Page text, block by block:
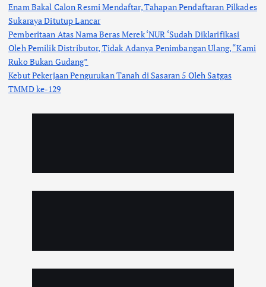
Enam Bakal Calon Resmi Mendaftar, Tahapan Pendaftaran Pilkades
Sukaraya Ditutup Lancar
Pemberitaan Atas Nama Beras Merek ‘NUR ‘Sudah Diklarifikasi
Oleh Pemilik Distributor, Tidak Adanya Penimbangan Ulang, “Kami
Ruko Bukan Gudang”
Kebut Pekerjaan Pengurukan Tanah di Sasaran 5 Oleh Satgas
TMMD ke-129